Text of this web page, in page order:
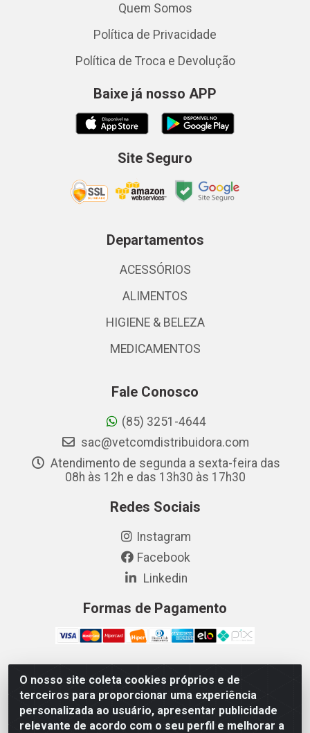
O nosso site coleta cookies próprios e de
terceiros para proporcionar uma experiência
personalizada ao usuário, apresentar publicidade
relevante de acordo com o seu perfil e melhorar a
Quem Somos
Política de Privacidade
Política de Troca e Devolução
Baixe já nosso APP
Site Seguro
Departamentos
ACESSÓRIOS
ALIMENTOS
HIGIENE & BELEZA
MEDICAMENTOS
Fale Conosco
(85) 3251-4644
sac@vetcomdistribuidora.com
Atendimento de segunda a sexta-feira das
08h às 12h e das 13h30 às 17h30
Redes Sociais
Instagram
Facebook
Linkedin
Formas de Pagamento
Vetcom Distribuidora de Rações LTDA - Rua Maximiano
Barreto, 1040 - Barroso, Fortaleza/CE - CEP 60.863-260
- CNPJ 26.133.872/0001-11